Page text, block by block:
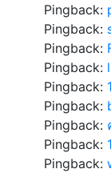
Pingback:
Pingback:
Pingback:
Pingback:
Pingback:
Pingback:
Pingback:
Pingback:
Pingback: